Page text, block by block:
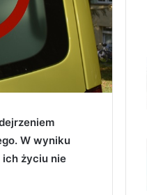
W wyniku
życiu nie